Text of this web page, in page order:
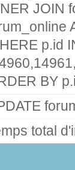
JOIN
p.id
BY
total